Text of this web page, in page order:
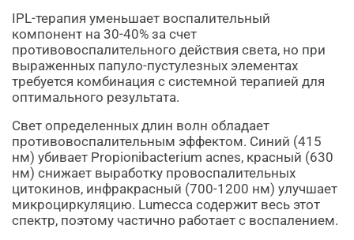
IPL-терапия уменьшает воспалительный
компонент на 30-40% за счет
противовоспалительного действия света, но при
выраженных папуло-пустулезных элементах
требуется комбинация с системной терапией для
оптимального результата.
Свет определенных длин волн обладает
противовоспалительным эффектом. Синий (415
нм) убивает Propionibacterium acnes, красный (630
нм) снижает выработку провоспалительных
цитокинов, инфракрасный (700-1200 нм) улучшает
микроциркуляцию. Lumecca содержит весь этот
спектр, поэтому частично работает с воспалением.